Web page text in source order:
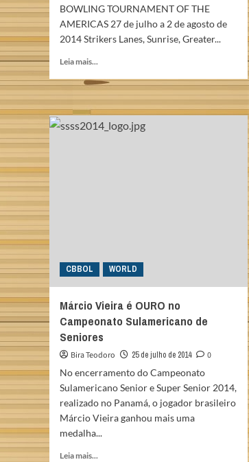
BOWLING TOURNAMENT OF THE
AMERICAS 27 de julho a 2 de agosto de
2014 Strikers Lanes, Sunrise, Greater...
Leia mais...
about
Roseli
Santos
é
CBBOL WORLD
Márcio Vieira é OURO no
Campeonato Sulamericano de
Seniores
Bira Teodoro 25 de julho de 2014
0
No encerramento do Campeonato
Sulamericano Senior e Super Senior 2014,
realizado no Panamá, o jogador brasileiro
Márcio Vieira ganhou mais uma
medalha...
Leia mais...